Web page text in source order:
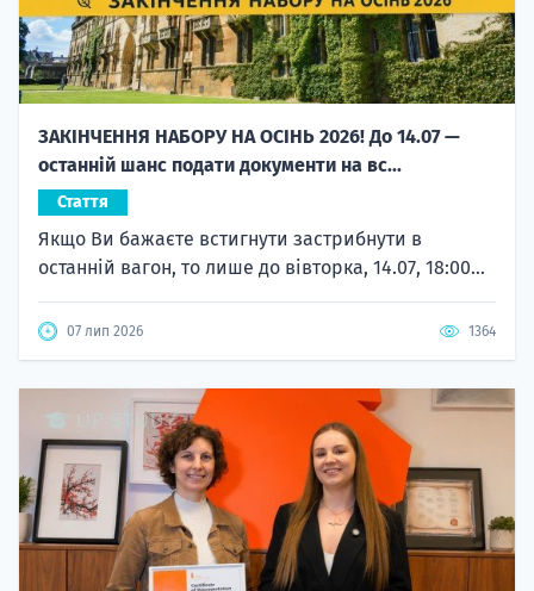
ЗАКІНЧЕННЯ НАБОРУ НА ОСІНЬ 2026! До 14.07 —
останній шанс подати документи на вс...
Стаття
Якщо Ви бажаєте встигнути застрибнути в
останній вагон, то лише до вівторка, 14.07, 18:00...
07 лип 2026 1364